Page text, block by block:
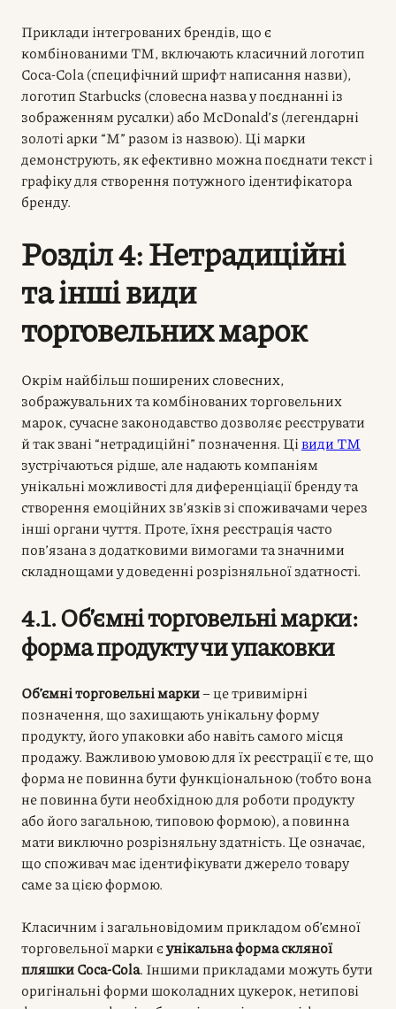
Приклади інтегрованих брендів, що є
комбінованими ТМ, включають класичний логотип
Coca-Cola (специфічний шрифт написання назви),
логотип Starbucks (словесна назва у поєднанні із
зображенням русалки) або McDonald’s (легендарні
золоті арки “М” разом із назвою). Ці марки
демонструють, як ефективно можна поєднати текст і
графіку для створення потужного ідентифікатора
бренду.
Розділ 4: Нетрадиційні
та інші види
торговельних марок
Окрім найбільш поширених словесних,
зображувальних та комбінованих торговельних
марок, сучасне законодавство дозволяє реєструвати
й так звані “нетрадиційні” позначення. Цівиди ТМ
зустрічаються рідше, але надають компаніям
унікальні можливості для диференціації бренду та
створення емоційних зв’язків зі споживачами через
інші органи чуття. Проте, їхня реєстрація часто
пов’язана з додатковими вимогами та значними
складнощами у доведенні розрізняльної здатності.
4.1. Об’ємні торговельні марки:
форма продукту чи упаковки
Об’ємні торговельні марки– це тривимірні
позначення, що захищають унікальну форму
продукту, його упаковки або навіть самого місця
продажу. Важливою умовою для їх реєстрації є те, що
форма не повинна бути функціональною (тобто вона
не повинна бути необхідною для роботи продукту
або його загальною, типовою формою), а повинна
мати виключно розрізняльну здатність. Це означає,
що споживач має ідентифікувати джерело товару
саме за цією формою.
Класичним і загальновідомим прикладом об’ємної
торговельної марки єунікальна форма скляної
пляшки Coca-Cola. Іншими прикладами можуть бути
оригінальні форми шоколадних цукерок, нетипові